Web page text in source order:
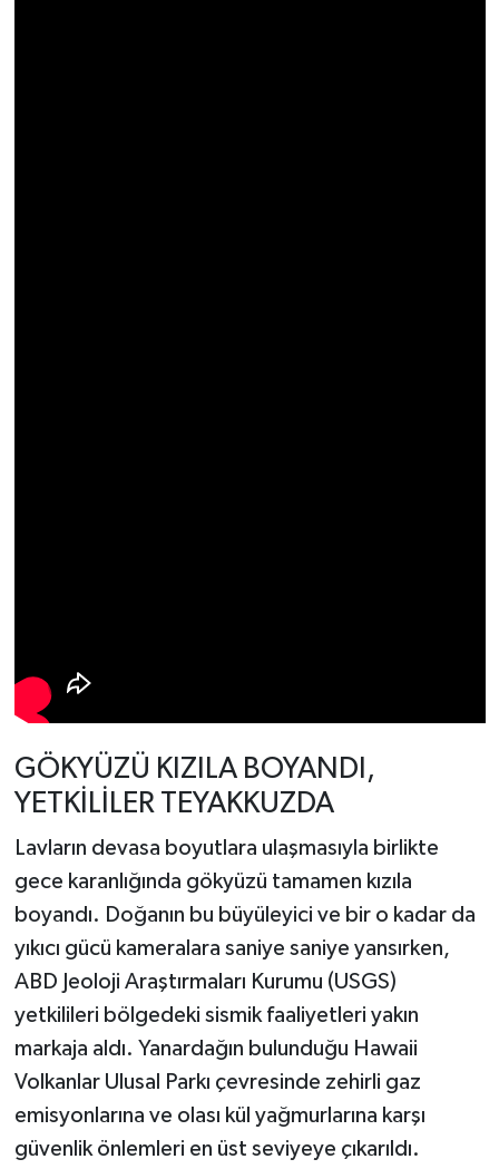
GÖKYÜZÜ KIZILA BOYANDI,
YETKİLİLER TEYAKKUZDA
Lavların devasa boyutlara ulaşmasıyla birlikte
gece karanlığında gökyüzü tamamen kızıla
boyandı. Doğanın bu büyüleyici ve bir o kadar da
yıkıcı gücü kameralara saniye saniye yansırken,
ABD Jeoloji Araştırmaları Kurumu (USGS)
yetkilileri bölgedeki sismik faaliyetleri yakın
markaja aldı. Yanardağın bulunduğu Hawaii
Volkanlar Ulusal Parkı çevresinde zehirli gaz
emisyonlarına ve olası kül yağmurlarına karşı
güvenlik önlemleri en üst seviyeye çıkarıldı.